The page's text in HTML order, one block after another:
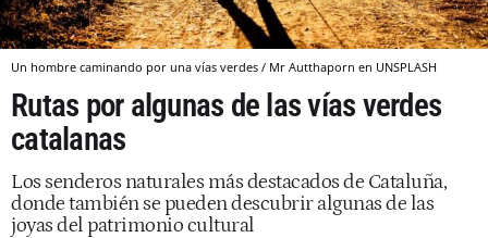
Un hombre caminando por una vías verdes / Mr Autthaporn en UNSPLASH
Rutas por algunas de las vías verdes
catalanas
Los senderos naturales más destacados de Cataluña,
donde también se pueden descubrir algunas de las
joyas del patrimonio cultural